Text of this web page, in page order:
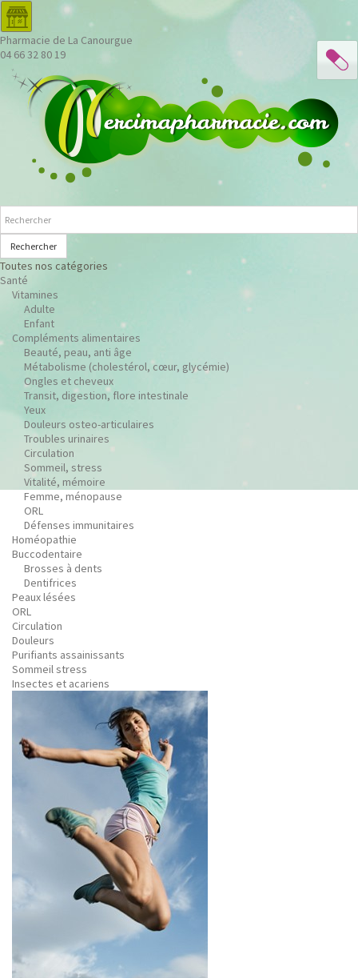
Pharmacie de La Canourgue
04 66 32 80 19
Rechercher
Toutes nos catégories
Santé
Vitamines
Adulte
Enfant
Compléments alimentaires
Beauté, peau, anti âge
Métabolisme (cholestérol, cœur, glycémie)
Ongles et cheveux
Transit, digestion, flore intestinale
Yeux
Douleurs osteo-articulaires
Troubles urinaires
Circulation
Sommeil, stress
Vitalité, mémoire
Femme, ménopause
ORL
Défenses immunitaires
Homéopathie
Buccodentaire
Brosses à dents
Dentifrices
Peaux lésées
ORL
Circulation
Douleurs
Purifiants assainissants
Sommeil stress
Insectes et acariens